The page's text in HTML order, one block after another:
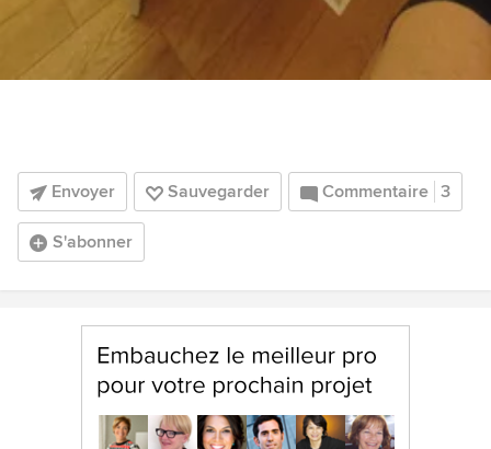
Envoyer Sauvegarder Commentaire 3
S'abonner